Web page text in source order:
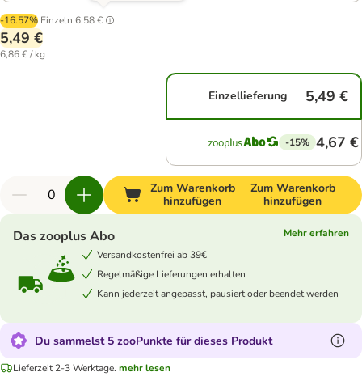
-16.57% Einzeln 6,58 €
5,49 €
6,86 € / kg
Einzellieferung 5,49 €
-15% 4,67 €
Zum Warenkorb
hinzufügen
Zum Warenkorb
hinzufügen
Das zooplus Abo
Mehr erfahren
Versandkostenfrei ab 39€
Regelmäßige Lieferungen erhalten
Kann jederzeit angepasst, pausiert oder beendet werden
Du sammelst 5 zooPunkte für dieses Produkt
Lieferzeit 2-3 Werktage. mehr lesen